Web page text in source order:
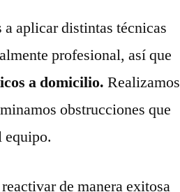
aplicar distintas técnicas
profesional, así que
a domicilio.Realizamos
obstrucciones que
de manera exitosa